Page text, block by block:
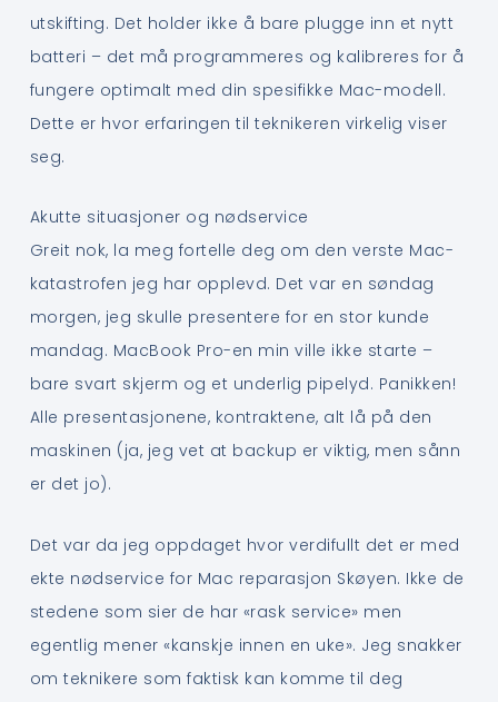
utskifting. Det holder ikke å bare plugge inn et nytt
batteri – det må programmeres og kalibreres for å
fungere optimalt med din spesifikke Mac-modell.
Dette er hvor erfaringen til teknikeren virkelig viser
seg.
Akutte situasjoner og nødservice
Greit nok, la meg fortelle deg om den verste Mac-
katastrofen jeg har opplevd. Det var en søndag
morgen, jeg skulle presentere for en stor kunde
mandag. MacBook Pro-en min ville ikke starte –
bare svart skjerm og et underlig pipelyd. Panikken!
Alle presentasjonene, kontraktene, alt lå på den
maskinen (ja, jeg vet at backup er viktig, men sånn
er det jo).
Det var da jeg oppdaget hvor verdifullt det er med
ekte nødservice for Mac reparasjon Skøyen. Ikke de
stedene som sier de har «rask service» men
egentlig mener «kanskje innen en uke». Jeg snakker
om teknikere som faktisk kan komme til deg